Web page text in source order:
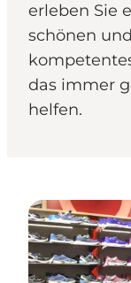
erleben Sie
schönen
das immer
helfen.